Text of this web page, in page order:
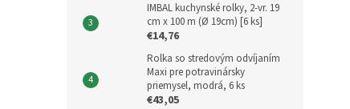
IMBAL kuchynské rolky, 2-vr. 19
cm x 100 m (Ø 19cm) [6 ks]
€14,76
Rolka so stredovým odvíjaním
Maxi pre potravinársky
priemysel, modrá, 6 ks
€43,05